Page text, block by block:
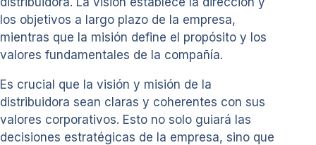
los objetivos a largo plazo de la empresa,
mientras que la misión define el propósito y los
valores fundamentales de la compañía.
Es crucial que la visión y misión de la
distribuidora sean claras y coherentes con sus
valores corporativos. Esto no solo guiará las
decisiones estratégicas de la empresa, sino que